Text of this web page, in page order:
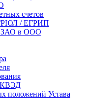
счетов
/ ЕГРИП
ЗАО в ООО
положений Устава